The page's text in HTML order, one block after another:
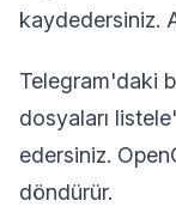
kaydedersiniz.
Telegram'daki
dosyaları
edersiniz.
döndürür.